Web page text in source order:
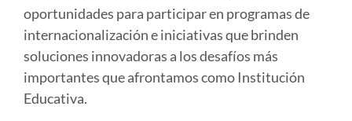
oportunidades para participar en programas de
internacionalización e iniciativas que brinden
soluciones innovadoras a los desafíos más
importantes que afrontamos como Institución
Educativa.